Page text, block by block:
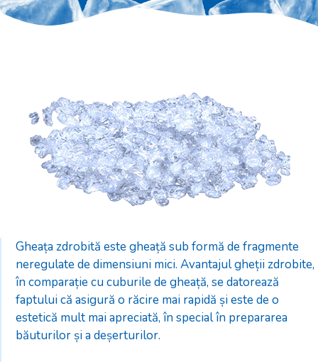
Gheața zdrobită este gheață sub formă de fragmente
neregulate de dimensiuni mici. Avantajul gheții zdrobite,
în comparație cu cuburile de gheață, se datorează
faptului că asigură o răcire mai rapidă și este de o
estetică mult mai apreciată, în special în prepararea
băuturilor și a deșerturilor.